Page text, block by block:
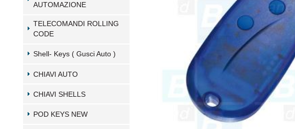
AUTOMAZIONE
TELECOMANDI ROLLING
CODE
Shell- Keys ( Gusci Auto )
CHIAVI AUTO
CHIAVI SHELLS
POD KEYS NEW